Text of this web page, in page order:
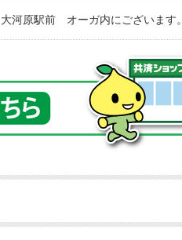
大河原駅前 オーガ内にございます。